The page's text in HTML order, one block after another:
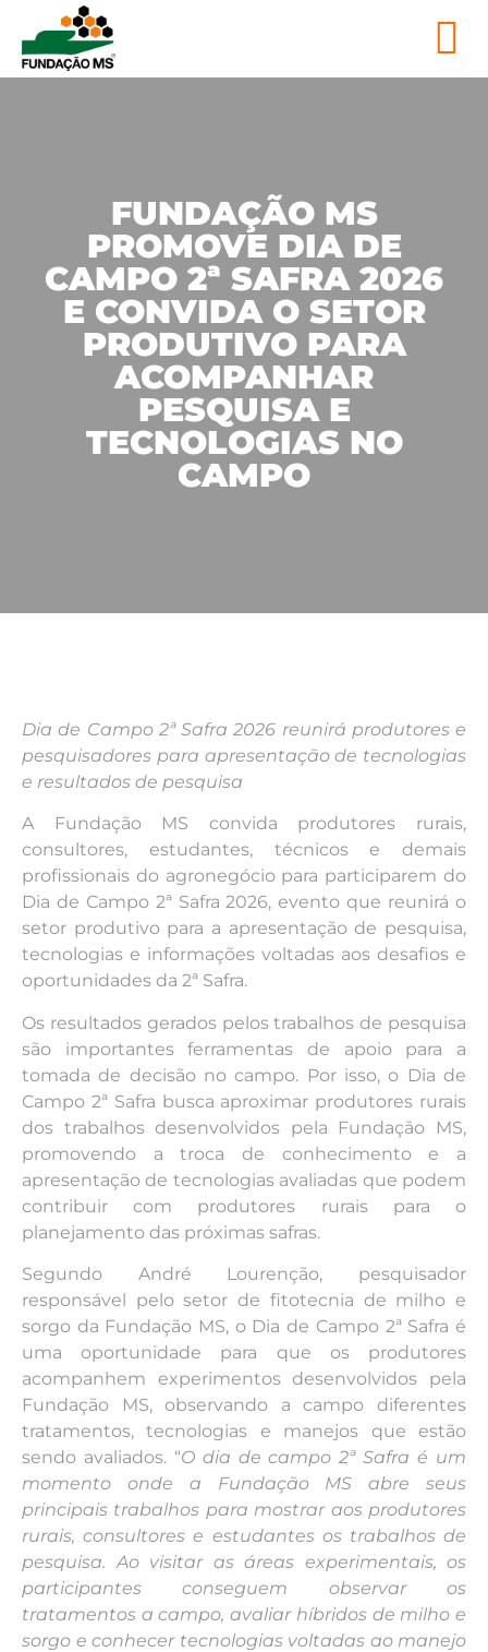
FUNDAÇÃO MS
PROMOVE DIA DE
CAMPO 2ª SAFRA 2026
E CONVIDA O SETOR
PRODUTIVO PARA
ACOMPANHAR
PESQUISA E
TECNOLOGIAS NO
CAMPO
Dia de Campo 2ª Safra 2026 reunirá produtores e
pesquisadores para apresentação de tecnologias
e resultados de pesquisa
A Fundação MS convida produtores rurais,
consultores, estudantes, técnicos e demais
profissionais do agronegócio para participarem do
Dia de Campo 2ª Safra 2026, evento que reunirá o
setor produtivo para a apresentação de pesquisa,
tecnologias e informações voltadas aos desafios e
oportunidades da 2ª Safra.
Os resultados gerados pelos trabalhos de pesquisa
são importantes ferramentas de apoio para a
tomada de decisão no campo. Por isso, o Dia de
Campo 2ª Safra busca aproximar produtores rurais
dos trabalhos desenvolvidos pela Fundação MS,
promovendo a troca de conhecimento e a
apresentação de tecnologias avaliadas que podem
contribuir com produtores rurais para o
planejamento das próximas safras.
Segundo André Lourenção, pesquisador
responsável pelo setor de fitotecnia de milho e
sorgo da Fundação MS, o Dia de Campo 2ª Safra é
uma oportunidade para que os produtores
acompanhem experimentos desenvolvidos pela
Fundação MS, observando a campo diferentes
tratamentos, tecnologias e manejos que estão
sendo avaliados. “O dia de campo 2ª Safra é um
momento onde a Fundação MS abre seus
principais trabalhos para mostrar aos produtores
rurais, consultores e estudantes os trabalhos de
pesquisa. Ao visitar as áreas experimentais, os
participantes conseguem observar os
tratamentos a campo, avaliar híbridos de milho e
sorgo e conhecer tecnologias voltadas ao manejo